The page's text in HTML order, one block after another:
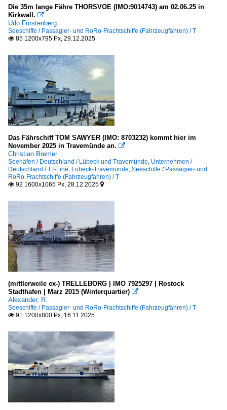
Färöer
Strandfararskip Landsins, Tvoroyri
Jadrolinija, Rijeka
Norwegen
Hurtigruten ASA, Tromso
Schweden
Stena AB, Göteborg
Die 35m lange Fähre THORSVOE (IMO:9014743) am 02.06.25 in
Kirkwall. 
Udo Fürstenberg
Seeschiffe / Passagier- und RoRo-Frachtschiffe (Fahrzeugfähren) / T
 85 1200x795 Px, 29.12.2025
Das Fährschiff TOM SAWYER (IMO: 8703232) kommt hier im
November 2025 in Travemünde an. 
Christian Bremer
Seehäfen / Deutschland / Lübeck und Travemünde, Unternehmen /
Deutschland / TT-Line, Lübeck-Travemünde, Seeschiffe / Passagier- und
RoRo-Frachtschiffe (Fahrzeugfähren) / T
 92 1600x1065 Px, 28.12.2025 
(mittlerweile ex-) TRELLEBORG | IMO 7925297 | Rostock
Stadthafen | Marz 2015 (Winterquartier) 
Alexander, R.
Seeschiffe / Passagier- und RoRo-Frachtschiffe (Fahrzeugfähren) / T
 91 1200x800 Px, 16.11.2025